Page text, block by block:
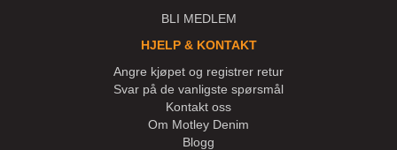
BLI MEDLEM
HJELP & KONTAKT
Angre kjøpet og registrer retur
Svar på de vanligste spørsmål
Kontakt oss
Om Motley Denim
Blogg